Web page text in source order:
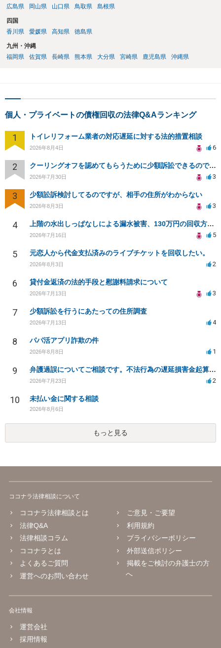
広島県
岡山県 山口県 鳥取県 島根県
四国
香川県
愛媛県 高知県 徳島県
九州・沖縄
福岡県
佐賀県 長崎県 熊本県 大分県 宮崎県 鹿児島県 沖縄県
個人・プライベートの債権回収の法律Q&Aランキング
1 トイレリフォーム業者の対応遅延に対する法的措置相談
2026年8月4日 6
2 クーリングオフを認めてもらうために少額訴訟できるのでしょうか。
2026年7月30日 3
3 少額訟訴検討してるのですが、相手の住所がわからない
2026年8月3日 3
4 上階の水出しっぱなしによる漏水被害、130万円の回収方法を相談したい
2026年7月16日 5
5 元恋人から代金支払済みのライブチケットを回収したい。
2026年8月3日 2
6 貸付金返済の法的手段と慰謝料請求について
2026年7月13日 3
7 少額訴訟を行うにあたっての住所調査
2026年7月13日 4
8 パパ活アプリ詐欺の件
2026年8月8日 1
9 弁護過誤についてご相談です。不法行為の遅延損害金起算日について。
2026年7月23日 2
10 未払い金に関する相談
2026年8月6日
もっと見る
ココナラ法律相談について
ココナラ法律相談とは
法律Q&A
法律相談コラム
ココナラとは
よくあるご質問
運営へのお問い合わせ
ご意見・ご要望
利用規約
プライバシーポリシー
外部送信ポリシー
掲載をご検討の弁護士の方
へ
会社情報
運営会社
採用情報